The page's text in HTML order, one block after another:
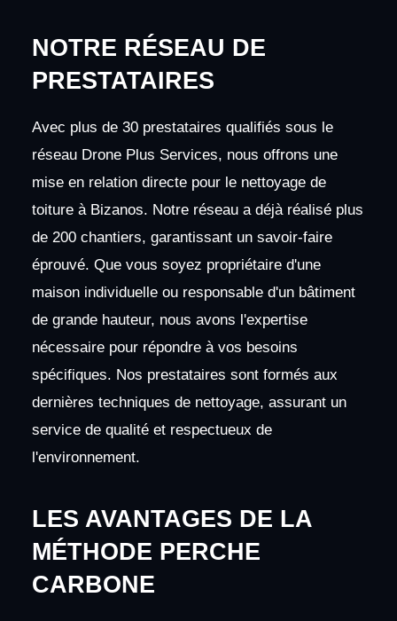
NOTRE RÉSEAU DE
PRESTATAIRES
Avec plus de 30 prestataires qualifiés sous le
réseau Drone Plus Services, nous offrons une
mise en relation directe pour le nettoyage de
toiture à Bizanos. Notre réseau a déjà réalisé plus
de 200 chantiers, garantissant un savoir-faire
éprouvé. Que vous soyez propriétaire d'une
maison individuelle ou responsable d'un bâtiment
de grande hauteur, nous avons l'expertise
nécessaire pour répondre à vos besoins
spécifiques. Nos prestataires sont formés aux
dernières techniques de nettoyage, assurant un
service de qualité et respectueux de
l'environnement.
LES AVANTAGES DE LA
MÉTHODE PERCHE
CARBONE